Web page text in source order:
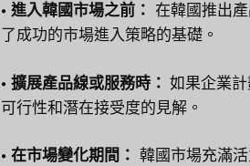
• 進入韓國市場之前： 在韓國推出
了成功的市場進入策略的基礎。
• 擴展產品線或服務時： 如果企業
可行性和潛在接受度的見解。
• 在市場變化期間： 韓國市場充滿